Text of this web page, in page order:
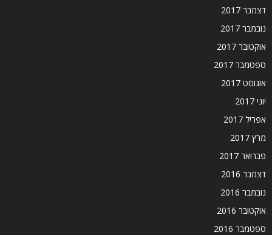
דצמבר 2017
נובמבר 2017
אוקטובר 2017
ספטמבר 2017
אוגוסט 2017
יוני 2017
אפריל 2017
מרץ 2017
פברואר 2017
דצמבר 2016
נובמבר 2016
אוקטובר 2016
ספטמבר 2016